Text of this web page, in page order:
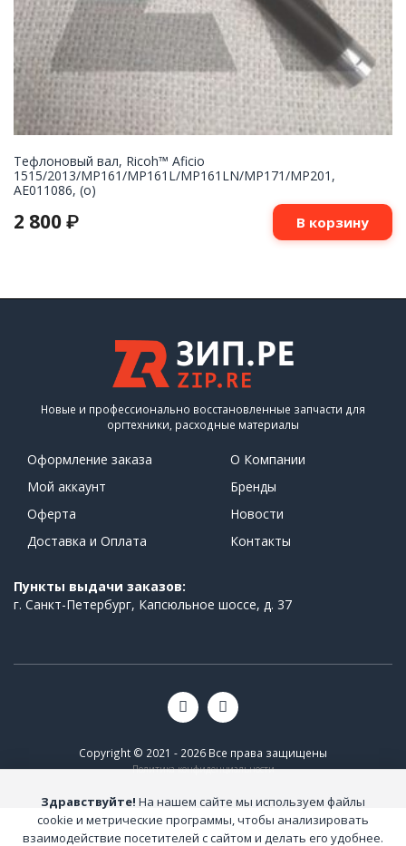
Тефлоновый вал, Ricoh™ Aficio
1515/2013/MP161/MP161L/MP161LN/MP171/MP201,
AE011086, (o)
2 800 ₽ В корзину
Новые и профессионально восстановленные запчасти для
оргтехники, расходные материалы
Оформление заказа
Мой аккаунт
Оферта
Доставка и Оплата
О Компании
Бренды
Новости
Контакты
Пункты выдачи заказов:
г. Санкт-Петербург, Капсюльное шоссе, д. 37
Copyright © 2021 - 2026 Все права защищены
Политика конфиденциальности
Здравствуйте! На нашем сайте мы используем файлы
cookie и метрические программы, чтобы анализировать
взаимодействие посетителей с сайтом и делать его удобнее.